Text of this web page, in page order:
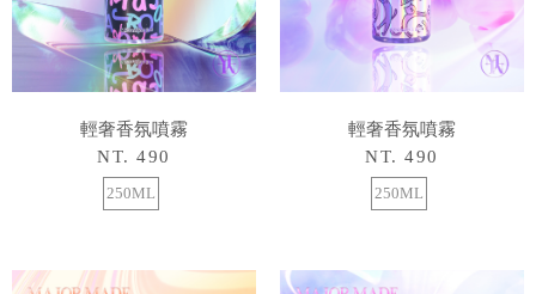
輕奢香氛噴霧
NT. 490
250ML
輕奢香氛噴霧
NT. 490
250ML